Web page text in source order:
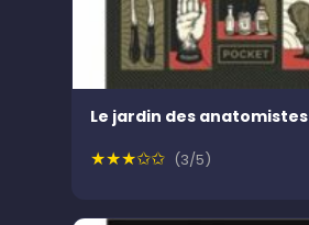
Le jardin des anatomistes
★★★✩✩ (3/5)